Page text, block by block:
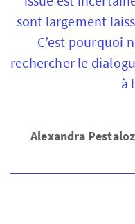
sont largement
C’est pourquoi
rechercher le
à
Alexandra